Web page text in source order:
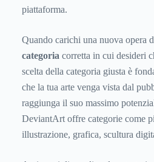
piattaforma.
Quando carichi una nuova opera
categoria corretta in cui desideri
scelta della categoria giusta è
che la tua arte venga vista dal
raggiunga il suo massimo
DeviantArt offre categorie come
illustrazione, grafica, scultura